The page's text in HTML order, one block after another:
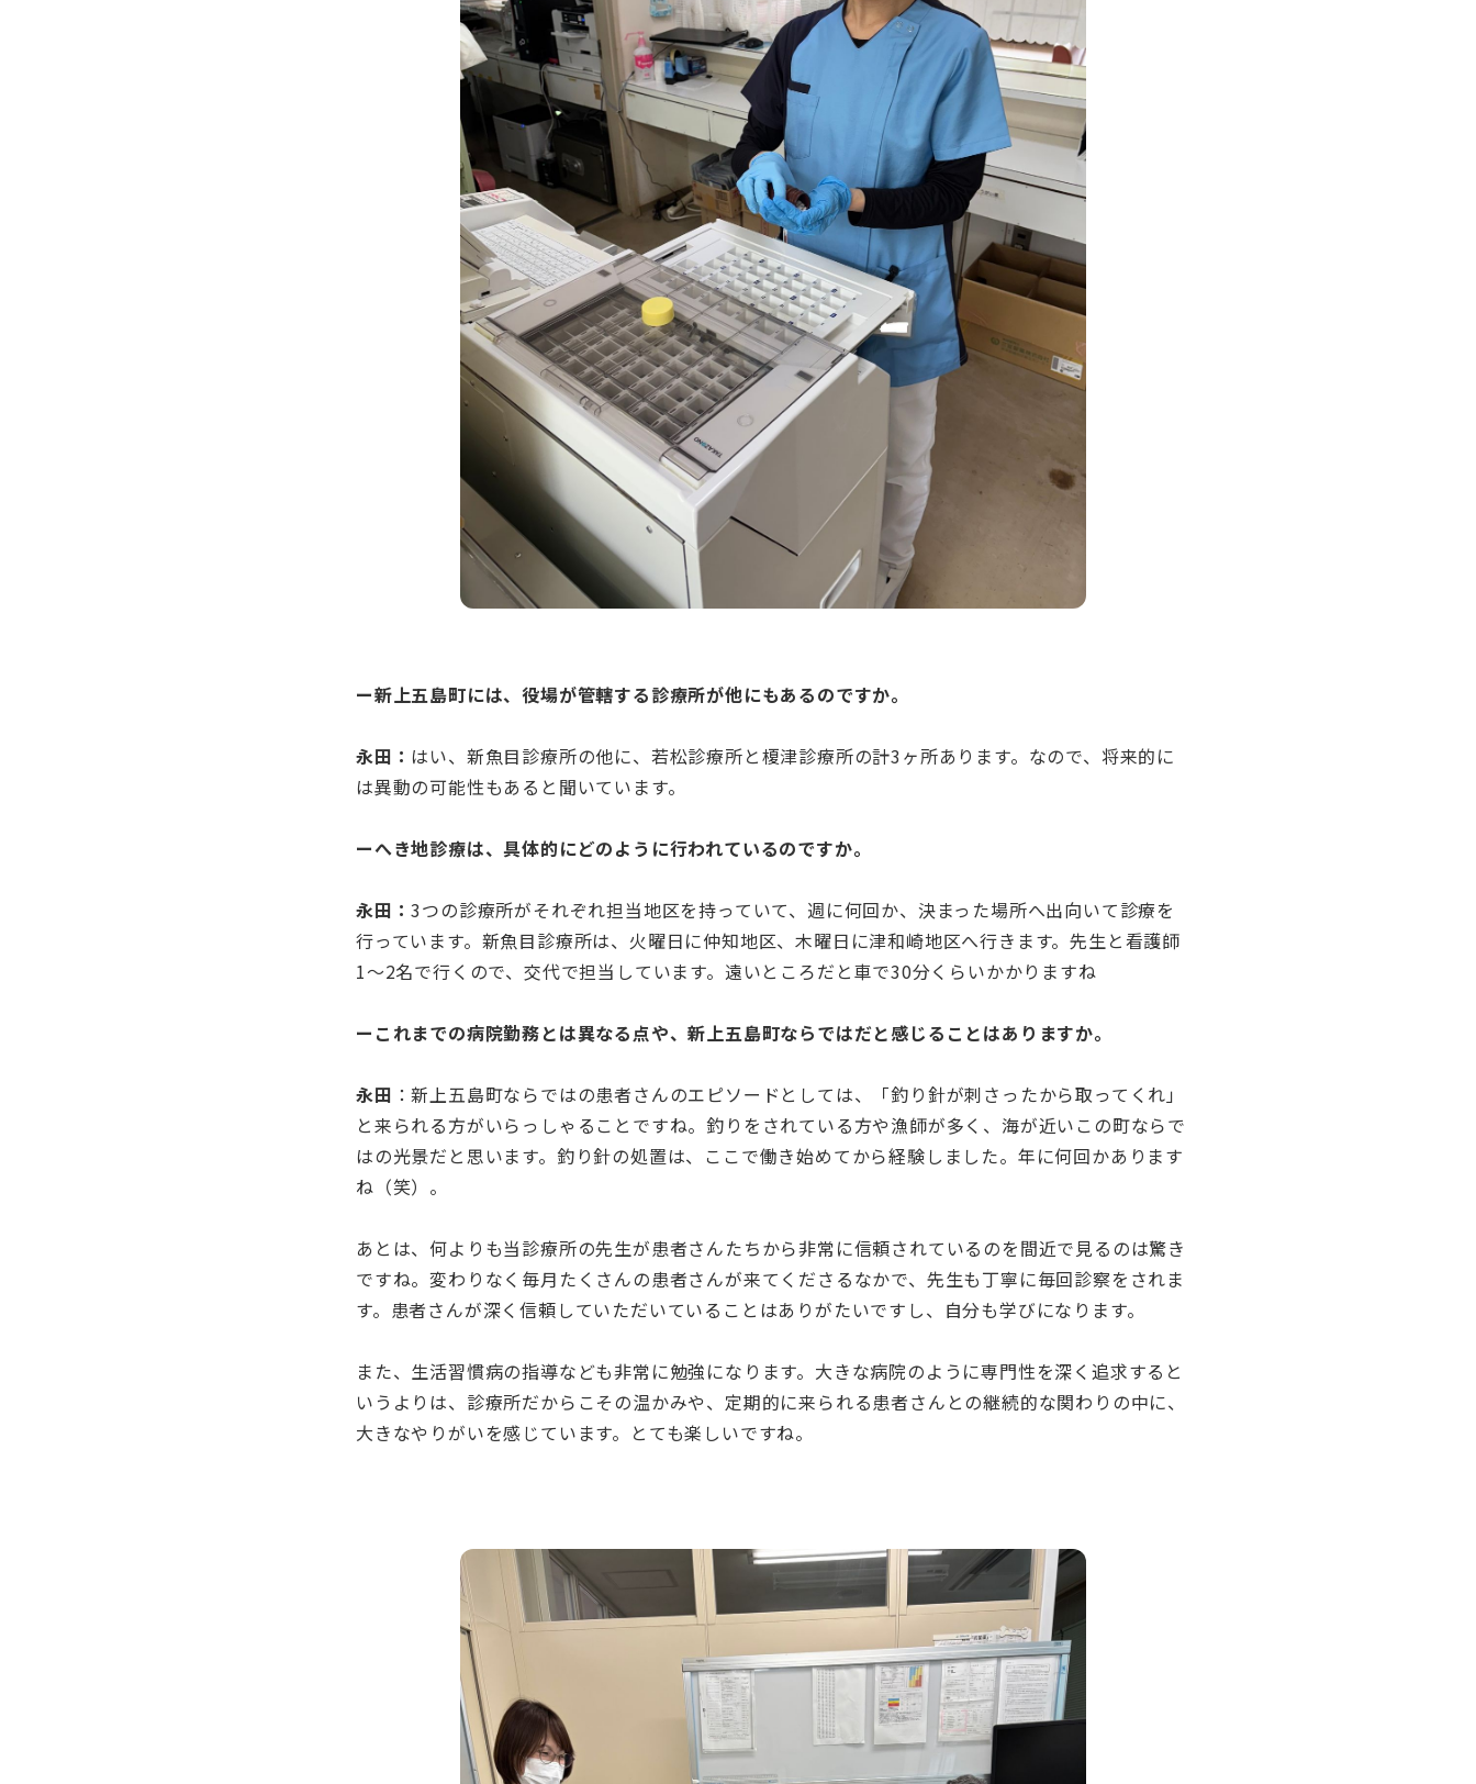
ー新上五島町には、役場が管轄する診療所が他にもあるのですか。
永田： はい、新魚目診療所の他に、若松診療所と榎津診療所の計3ヶ所あります。なので、将来的に
は異動の可能性もあると聞いています。
ーへき地診療は、具体的にどのように行われているのですか。
永田：3つの診療所がそれぞれ担当地区を持っていて、週に何回か、決まった場所へ出向いて診療を
行っています。新魚目診療所は、火曜日に仲知地区、木曜日に津和崎地区へ行きます。先生と看護師
1～2名で行くので、交代で担当しています。遠いところだと車で30分くらいかかりますね
ーこれまでの病院勤務とは異なる点や、新上五島町ならではだと感じることはありますか。
永田 ：新上五島町ならではの患者さんのエピソードとしては、「釣り針が刺さったから取ってくれ」
と来られる方がいらっしゃることですね。釣りをされている方や漁師が多く、海が近いこの町ならで
はの光景だと思います。釣り針の処置は、ここで働き始めてから経験しました。年に何回かあります
ね（笑）。
あとは、何よりも当診療所の先生が患者さんたちから非常に信頼されているのを間近で見るのは驚き
ですね。変わりなく毎月たくさんの患者さんが来てくださるなかで、先生も丁寧に毎回診察をされま
す。患者さんが深く信頼していただいていることはありがたいですし、自分も学びになります。
また、生活習慣病の指導なども非常に勉強になります。大きな病院のように専門性を深く追求すると
いうよりは、診療所だからこその温かみや、定期的に来られる患者さんとの継続的な関わりの中に、
大きなやりがいを感じています。とても楽しいですね。